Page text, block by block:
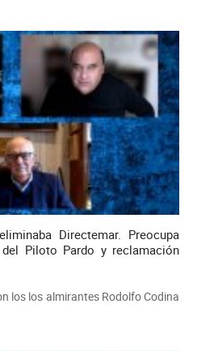
Directemar. Preocupa
Piloto Pardo y reclamación
los los almirantes Rodolfo Codina